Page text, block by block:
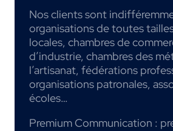
Nos clients sont
organisations de toutes
locales, chambres de
d’industrie, chambres des
l’artisanat, fédérations
organisations patronales,
écoles…
Premium Communication :